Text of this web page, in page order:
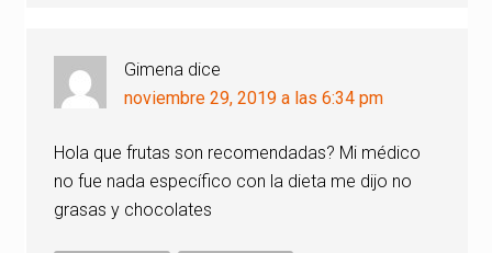
Gimena dice
noviembre 29, 2019 a las 6:34 pm
Hola que frutas son recomendadas? Mi médico
no fue nada específico con la dieta me dijo no
grasas y chocolates